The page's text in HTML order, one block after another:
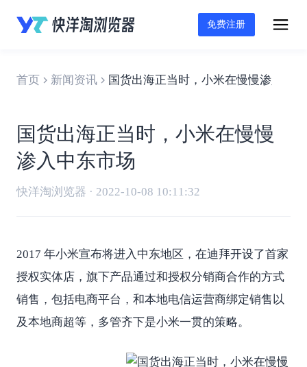
免费注册
首页 新闻资讯 国货出海正当时，小米在慢慢渗入中
国货出海正当时，小米在慢慢
渗入中东市场
快洋淘浏览器 · 2022-10-08 10:11:32
2017 年小米宣布将进入中东地区，在迪拜开设了首家
授权实体店，旗下产品通过和授权分销商合作的方式
销售，包括电商平台，和本地电信运营商绑定销售以
及本地商超等，多管齐下是小米一贯的策略。